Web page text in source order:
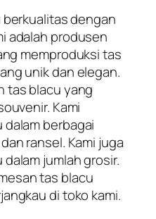
berkualitas dengan
adalah produsen
memproduksi tas
unik dan elegan.
tas blacu yang
Kami
berbagai
ransel. Kami juga
jumlah grosir.
tas blacu
di toko kami.